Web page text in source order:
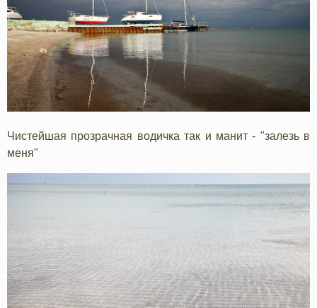
Чистейшая прозрачная водичка так и манит - "залезь в
меня"